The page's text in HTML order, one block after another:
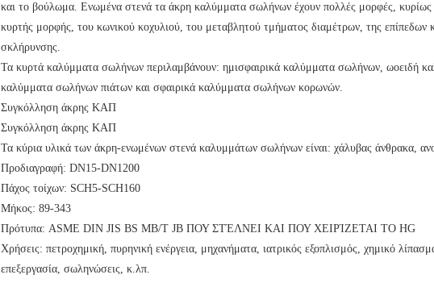
και το βούλωμα. Ενωμένα στενά τα άκρη καλύμματα σωλήνων έχουν πολλές μορφές, κυρίως
κυρτής μορφής, του κωνικού κοχυλιού, του μεταβλητού τμήματος διαμέτρων, της επίπεδων
σκλήρυνσης.
Τα κυρτά καλύμματα σωλήνων περιλαμβάνουν: ημισφαιρικά καλύμματα σωλήνων, ωοειδή
καλύμματα σωλήνων πιάτων και σφαιρικά καλύμματα σωλήνων κορωνών.
Συγκόλληση άκρης ΚΑΠ
Συγκόλληση άκρης ΚΑΠ
Τα κύρια υλικά των άκρη-ενωμένων στενά καλυμμάτων σωλήνων είναι: χάλυβας άνθρακα,
Προδιαγραφή: DN15-DN1200
Πάχος τοίχων: SCH5-SCH160
Μήκος: 89-343
Πρότυπα: ASME DIN JIS BS ΜΒ/Τ JB ΠΟΥ ΣΤΈΛΝΕΙ ΚΑΙ ΠΟΥ ΧΕΙΡΊΖΕΤΑΙ ΤΟ HG
Χρήσεις: πετροχημική, πυρηνική ενέργεια, μηχανήματα, ιατρικός εξοπλισμός, χημικό
επεξεργασία, σωληνώσεις, κ.λπ.